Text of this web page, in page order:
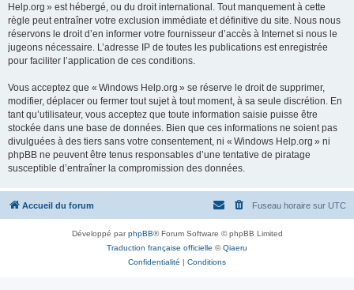
Help.org » est hébergé, ou du droit international. Tout manquement à cette
règle peut entraîner votre exclusion immédiate et définitive du site. Nous nous
réservons le droit d’en informer votre fournisseur d’accès à Internet si nous le
jugeons nécessaire. L’adresse IP de toutes les publications est enregistrée
pour faciliter l’application de ces conditions.
Vous acceptez que « Windows Help.org » se réserve le droit de supprimer,
modifier, déplacer ou fermer tout sujet à tout moment, à sa seule discrétion. En
tant qu’utilisateur, vous acceptez que toute information saisie puisse être
stockée dans une base de données. Bien que ces informations ne soient pas
divulguées à des tiers sans votre consentement, ni « Windows Help.org » ni
phpBB ne peuvent être tenus responsables d’une tentative de piratage
susceptible d’entraîner la compromission des données.
Accueil du forum Fuseau horaire sur UTC
Développé parphpBB® Forum Software © phpBB Limited
Traduction française officielle ©Qiaeru
Confidentialité | Conditions